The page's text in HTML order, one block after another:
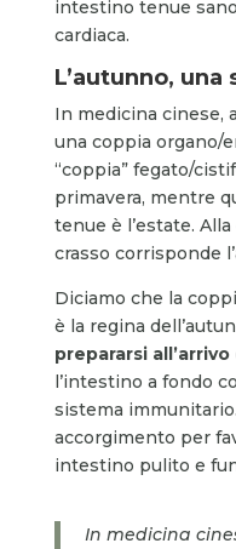
intestino tenue
cardiaca.
L’autunno,
In medicina cinese,
una coppia organo/
“coppia” fegato/
primavera, mentre
tenue è l’estate.
crasso corrisponde
Diciamo che la
è la regina
prepararsi
l’intestino a fondo
sistema
accorgimento per
intestino pulito e
In medicina